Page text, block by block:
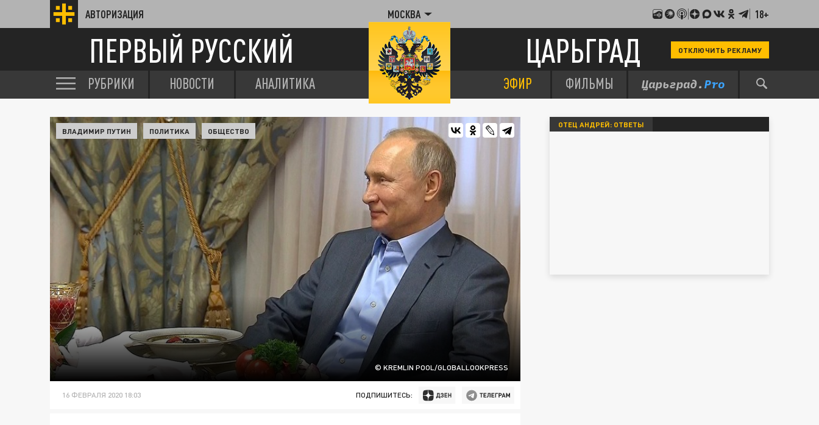
АВТОРИЗАЦИЯ МОСКВА 18+
ПЕРВЫЙ РУССКИЙ ЦАРЬГРАД ОТКЛЮЧИТЬ РЕКЛАМУ
РУБРИКИ НОВОСТИ АНАЛИТИКА ЭФИР ФИЛЬМЫ
© KREMLIN POOL/GLOBALLOOKPRESS
ВЛАДИМИР ПУТИН ПОЛИТИКА ОБЩЕСТВО
16 ФЕВРАЛЯ 2020 18:03 ПОДПИШИТЕСЬ:
ОТЕЦ АНДРЕЙ: ОТВЕТЫ